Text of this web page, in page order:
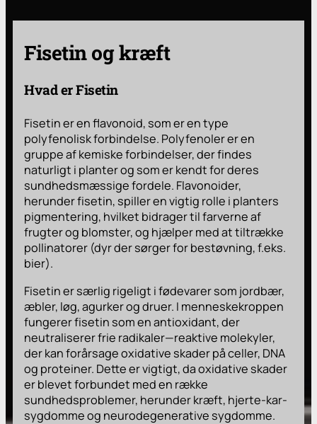
Fisetin og kræft
Hvad er Fisetin
Fisetin er en flavonoid, som er en type
polyfenolisk forbindelse. Polyfenoler er en
gruppe af kemiske forbindelser, der findes
naturligt i planter og som er kendt for deres
sundhedsmæssige fordele. Flavonoider,
herunder fisetin, spiller en vigtig rolle i planters
pigmentering, hvilket bidrager til farverne af
frugter og blomster, og hjælper med at tiltrække
pollinatorer (dyr der sørger for bestøvning, f.eks.
bier).
Fisetin er særlig rigeligt i fødevarer som jordbær,
æbler, løg, agurker og druer. I menneskekroppen
fungerer fisetin som en antioxidant, der
neutraliserer frie radikaler—reaktive molekyler,
der kan forårsage oxidative skader på celler, DNA
og proteiner. Dette er vigtigt, da oxidative skader
er blevet forbundet med en række
sundhedsproblemer, herunder kræft, hjerte-kar-
sygdomme og neurodegenerative sygdomme.